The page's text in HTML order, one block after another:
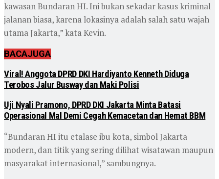
kawasan Bundaran HI. Ini bukan sekadar kasus kriminal
jalanan biasa, karena lokasinya adalah salah satu wajah
utama Jakarta,” kata Kevin.
BACAJUGA
Viral! Anggota DPRD DKI Hardiyanto Kenneth Diduga
Terobos Jalur Busway dan Maki Polisi
Uji Nyali Pramono, DPRD DKI Jakarta Minta Batasi
Operasional Mal Demi Cegah Kemacetan dan Hemat BBM
“Bundaran HI itu etalase ibu kota, simbol Jakarta
modern, dan titik yang sering dilihat wisatawan maupun
masyarakat internasional,” sambungnya.